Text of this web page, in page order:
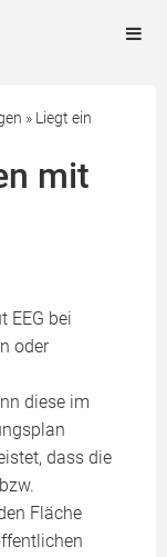
» Liegt ein
mit
EEG bei
oder
diese im
dass die
Fläche